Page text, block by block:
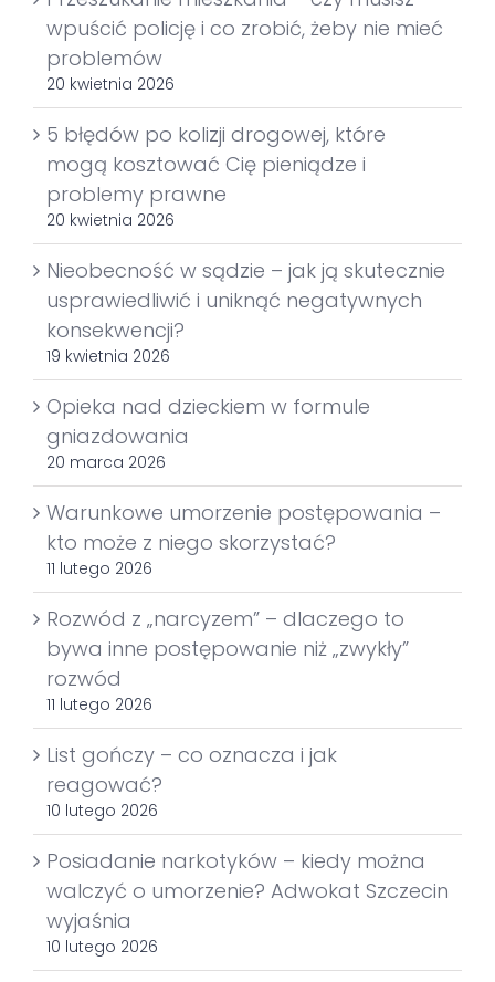
wpuścić policję i co zrobić, żeby nie mieć
problemów
20 kwietnia 2026
5 błędów po kolizji drogowej, które
mogą kosztować Cię pieniądze i
problemy prawne
20 kwietnia 2026
Nieobecność w sądzie – jak ją skutecznie
usprawiedliwić i uniknąć negatywnych
konsekwencji?
19 kwietnia 2026
Opieka nad dzieckiem w formule
gniazdowania
20 marca 2026
Warunkowe umorzenie postępowania –
kto może z niego skorzystać?
11 lutego 2026
Rozwód z „narcyzem” – dlaczego to
bywa inne postępowanie niż „zwykły”
rozwód
11 lutego 2026
List gończy – co oznacza i jak
reagować?
10 lutego 2026
Posiadanie narkotyków – kiedy można
walczyć o umorzenie? Adwokat Szczecin
wyjaśnia
10 lutego 2026